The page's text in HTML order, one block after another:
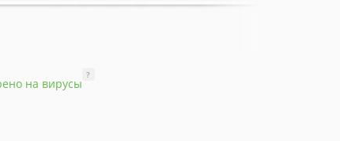
на вирусы
?